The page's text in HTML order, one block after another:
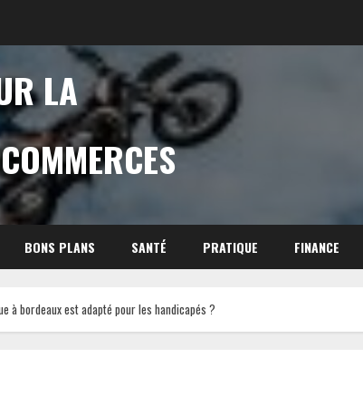
LA
BONS PLANS SANTÉ PRATIQUE FINANCE
à bordeaux est adapté pour les handicapés ?